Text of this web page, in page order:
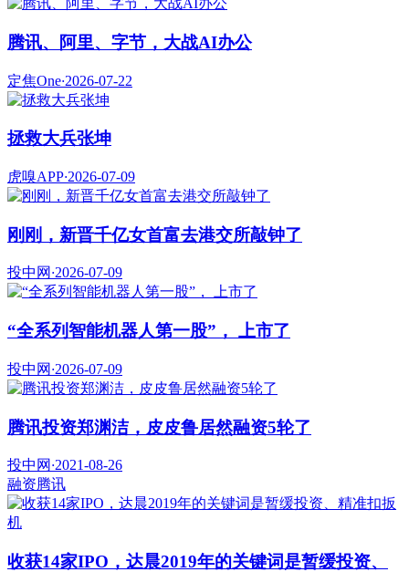
腾讯、阿里、字节，大战AI办公
定焦One·2026-07-22
拯救大兵张坤
虎嗅APP·2026-07-09
刚刚，新晋千亿女首富去港交所敲钟了
投中网 ·2026-07-09
“全系列智能机器人第一股”， 上市了
投中网 ·2026-07-09
腾讯投资郑渊洁，皮皮鲁居然融资5轮了
投中网 ·2021-08-26
融资腾讯
收获14家IPO，达晨2019年的关键词是暂缓投资、